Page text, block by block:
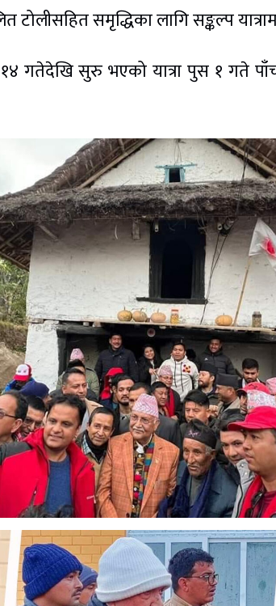
टोलीसहित समृद्धिका लागि सङ्कल्प
गतेदेखि सुरु भएको यात्रा पुस १ गते